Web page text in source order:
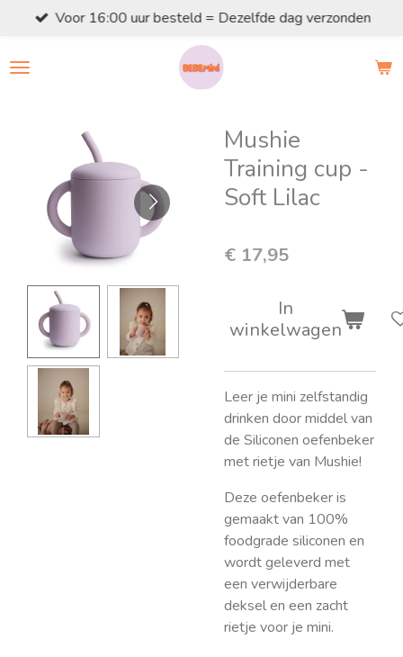
naar
Voor 16:00 uur besteld = Dezelfde dag verzonden
Mushie
Training cup -
Soft Lilac
€ 17,95
In
winkelwagen
Leer je mini zelfstandig
drinken door middel van
de Siliconen oefenbeker
met rietje van Mushie!
Deze oefenbeker is
gemaakt van 100%
foodgrade siliconen en
wordt geleverd met
een verwijderbare
deksel en een zacht
rietje voor je mini.